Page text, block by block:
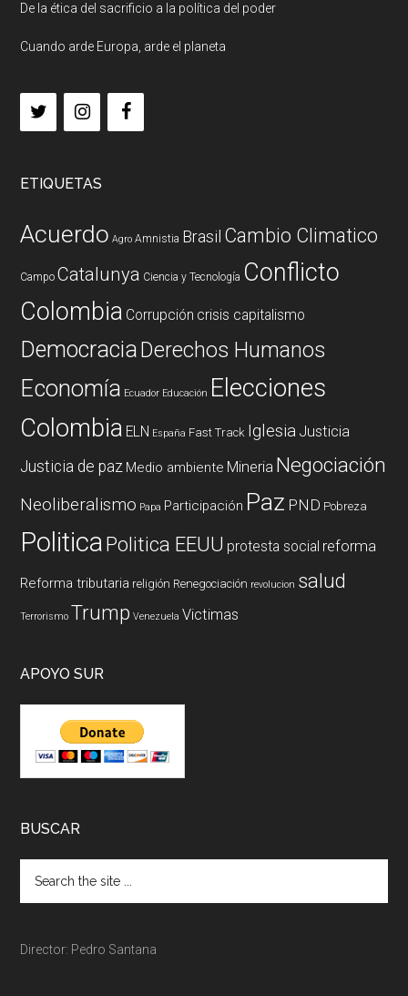
De la ética del sacrificio a la política del poder
Cuando arde Europa, arde el planeta
ETIQUETAS
Acuerdo Agro Amnistia Brasil Cambio Climatico
Campo Catalunya Ciencia y Tecnología Conflicto
Colombia Corrupción crisis capitalismo
DemocraciaDerechos Humanos
Economía Ecuador Educación Elecciones
Colombia ELN España Fast Track Iglesia Justicia
Justicia de paz Medio ambiente Mineria Negociación
Neoliberalismo Papa Participación Paz PND Pobreza
PoliticaPolitica EEUU protesta social reforma
Reforma tributaria religión Renegociación revolucion salud
Terrorismo Trump Venezuela Victimas
APOYO SUR
BUSCAR
Director: Pedro Santana